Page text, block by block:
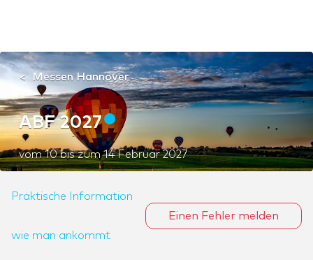
Messen Hannover
ABF 2027
vom10bis zum14 Februar 2027
Praktische Information
wie man ankommt
Einen Fehler melden